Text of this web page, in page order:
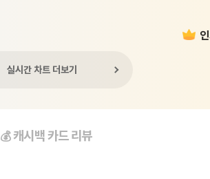
실시간 차트 더보기
💰캐시백 카드 리뷰